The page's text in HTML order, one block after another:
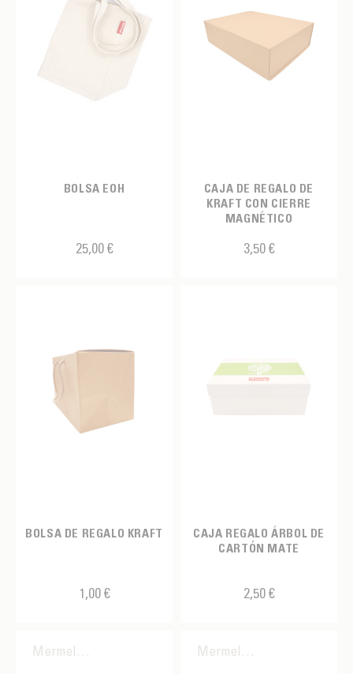
BOLSA EOH
25,00 €
CAJA DE REGALO DE
KRAFT CON CIERRE
MAGNÉTICO
3,50 €
BOLSA DE REGALO KRAFT
1,00 €
CAJA REGALO ÁRBOL DE
CARTÓN MATE
2,50 €
Mermelada Mermelada